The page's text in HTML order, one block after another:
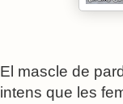
El mascle de
intens que les